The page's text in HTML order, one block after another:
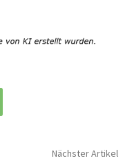
Nächster Artikel